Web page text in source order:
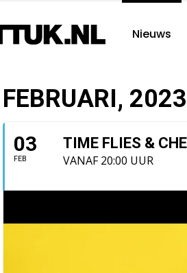
Nieuws
FEBRUARI, 2023
03
FEB
TIME FLIES &
VANAF 20:00 UUR